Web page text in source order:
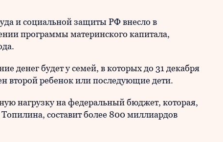
и социальной защиты РФ внесло в
программы материнского капитала,
денег будет у семей, в которых до 31 декабря
второй ребенок или последующие дети.
нагрузку на федеральный бюджет, которая,
составит более 800 миллиардов